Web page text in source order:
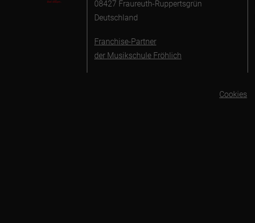
08427 Fraureuth-Ruppertsgrün
Deutschland
Franchise-Partner
der Musikschule Fröhlich
Cookies